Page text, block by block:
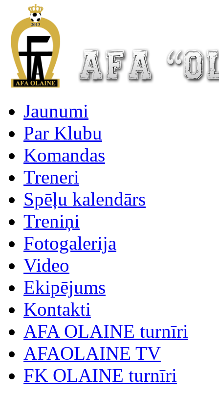
Jaunumi
Par Klubu
Komandas
Treneri
Spēļu kalendārs
Treniņi
Fotogalerija
Video
Ekipējums
Kontakti
AFA OLAINE turnīri
AFAOLAINE TV
FK OLAINE turnīri